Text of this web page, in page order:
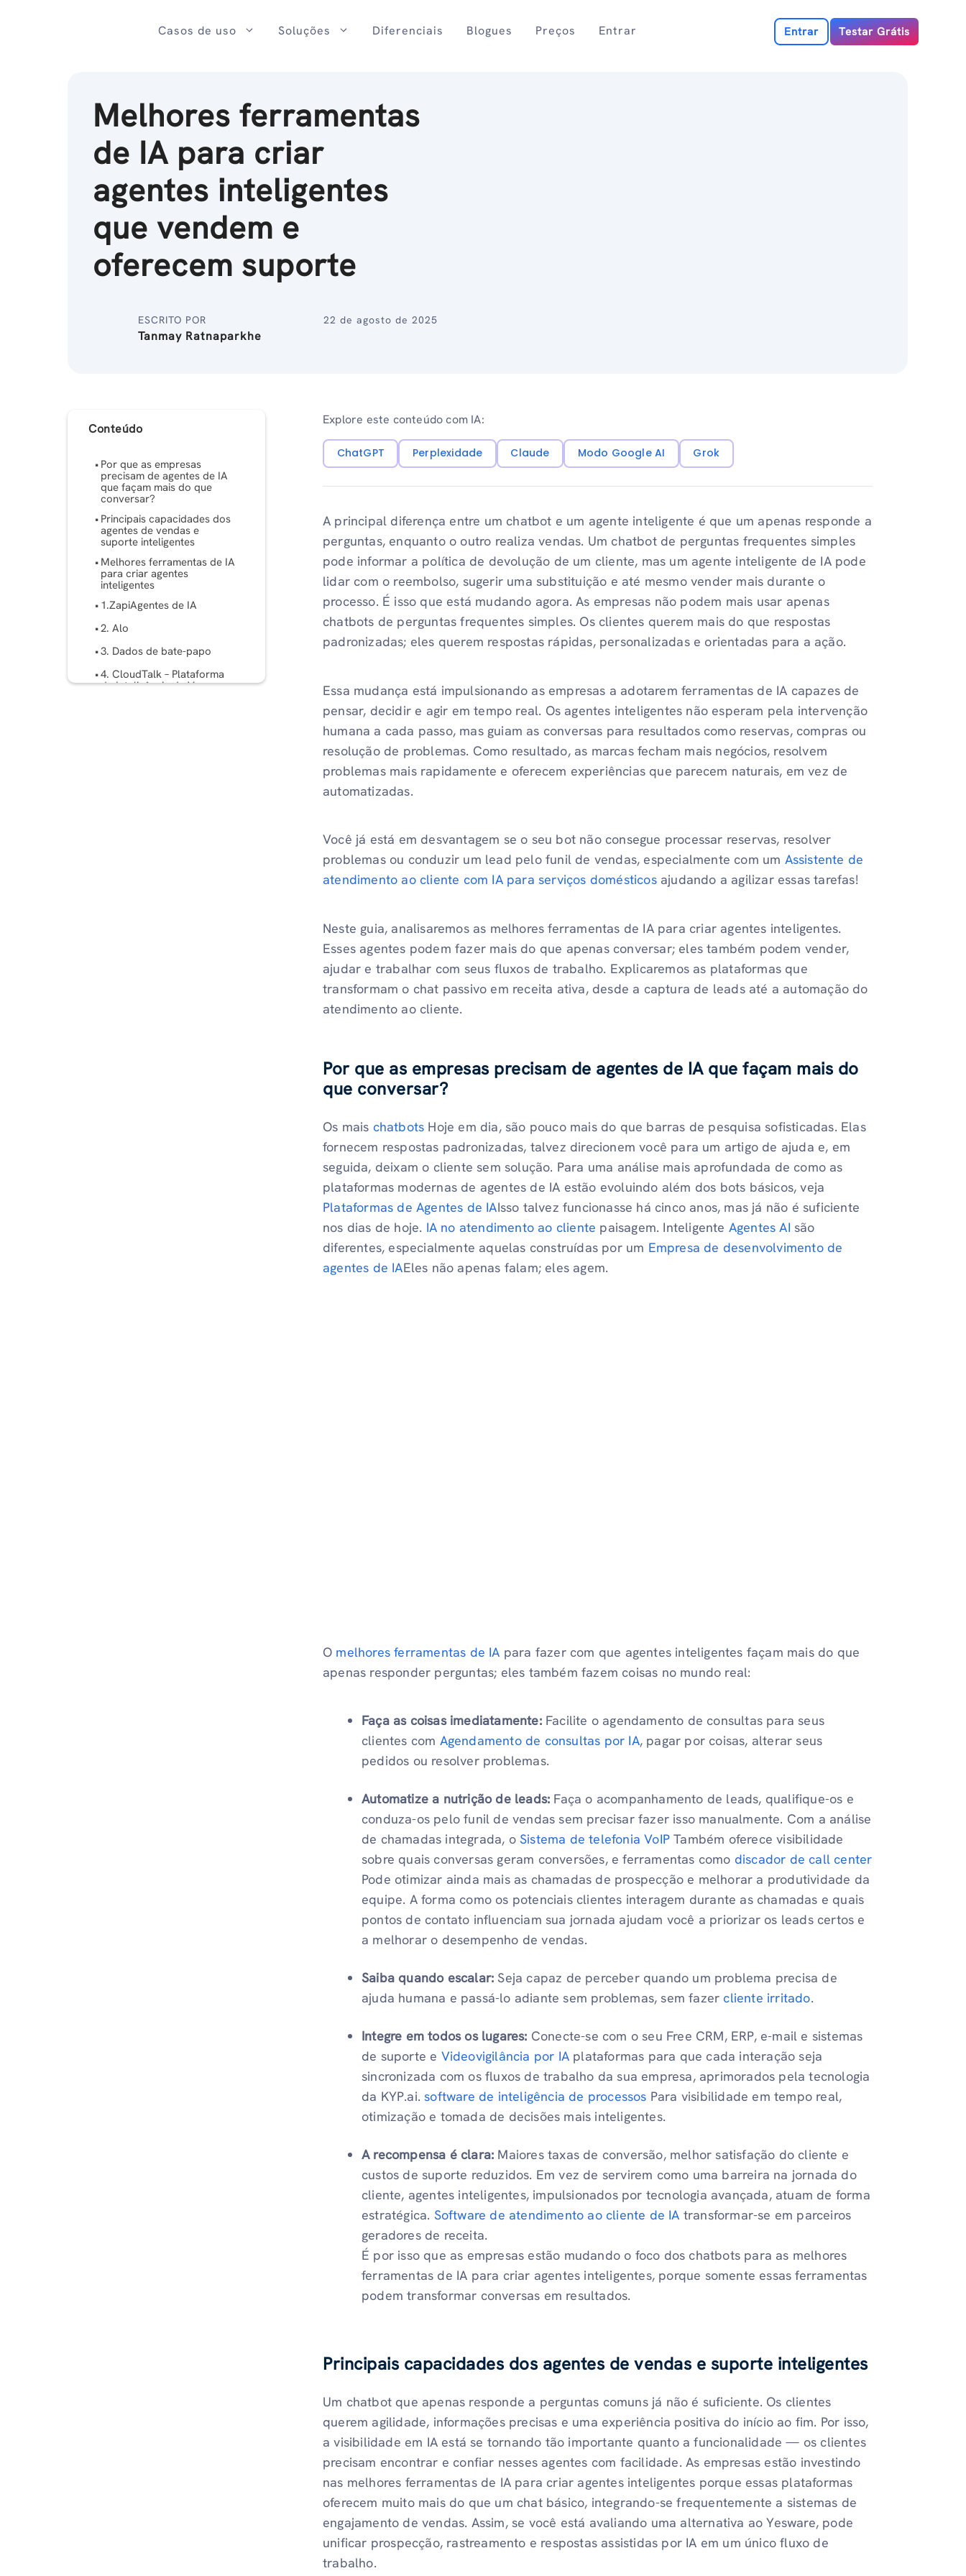
Casos de uso Soluções Diferenciais Blogues Preços Entrar Entrar Testar Grátis
Melhores ferramentas
de IA para criar
agentes inteligentes
que vendem e
oferecem suporte
ESCRITO POR
Tanmay Ratnaparkhe
22 de agosto de 2025
Conteúdo
Por que as empresas
precisam de agentes de IA
que façam mais do que
conversar?
Principais capacidades dos
agentes de vendas e
suporte inteligentes
Melhores ferramentas de IA
para criar agentes
inteligentes
1.ZapiAgentes de IA
2. Alo
3. Dados de bate-papo
4. CloudTalk – Plataforma
de Inteligência de Voz com
Explore este conteúdo com IA:
ChatGPT Perplexidade Claude Modo Google AI Grok
A principal diferença entre um chatbot e um agente inteligente é que um apenas responde a
perguntas, enquanto o outro realiza vendas. Um chatbot de perguntas frequentes simples
pode informar a política de devolução de um cliente, mas um agente inteligente de IA pode
lidar com o reembolso, sugerir uma substituição e até mesmo vender mais durante o
processo. É isso que está mudando agora. As empresas não podem mais usar apenas
chatbots de perguntas frequentes simples. Os clientes querem mais do que respostas
padronizadas; eles querem respostas rápidas, personalizadas e orientadas para a ação.
Essa mudança está impulsionando as empresas a adotarem ferramentas de IA capazes de
pensar, decidir e agir em tempo real. Os agentes inteligentes não esperam pela intervenção
humana a cada passo, mas guiam as conversas para resultados como reservas, compras ou
resolução de problemas. Como resultado, as marcas fecham mais negócios, resolvem
problemas mais rapidamente e oferecem experiências que parecem naturais, em vez de
automatizadas.
Você já está em desvantagem se o seu bot não consegue processar reservas, resolver
problemas ou conduzir um lead pelo funil de vendas, especialmente com um Assistente de
atendimento ao cliente com IA para serviços domésticosajudando a agilizar essas tarefas!
Neste guia, analisaremos as melhores ferramentas de IA para criar agentes inteligentes.
Esses agentes podem fazer mais do que apenas conversar; eles também podem vender,
ajudar e trabalhar com seus fluxos de trabalho. Explicaremos as plataformas que
transformam o chat passivo em receita ativa, desde a captura de leads até a automação do
atendimento ao cliente.
Por que as empresas precisam de agentes de IA que façam mais do
que conversar?
Os mais chatbots Hoje em dia, são pouco mais do que barras de pesquisa sofisticadas. Elas
fornecem respostas padronizadas, talvez direcionem você para um artigo de ajuda e, em
seguida, deixam o cliente sem solução. Para uma análise mais aprofundada de como as
plataformas modernas de agentes de IA estão evoluindo além dos bots básicos, veja
Plataformas de Agentes de IAIsso talvez funcionasse há cinco anos, mas já não é suficiente
nos dias de hoje. IA no atendimento ao cliente paisagem. Inteligente Agentes AI são
diferentes, especialmente aquelas construídas por um Empresa de desenvolvimento de
agentes de IAEles não apenas falam; eles agem.
O melhores ferramentas de IA para fazer com que agentes inteligentes façam mais do que
apenas responder perguntas; eles também fazem coisas no mundo real:
Faça as coisas imediatamente:Facilite o agendamento de consultas para seus
clientes com Agendamento de consultas por IA, pagar por coisas, alterar seus
pedidos ou resolver problemas.
Automatize a nutrição de leads: Faça o acompanhamento de leads, qualifique-os e
conduza-os pelo funil de vendas sem precisar fazer isso manualmente. Com a análise
de chamadas integrada, oSistema de telefonia VoIPTambém oferece visibilidade
sobre quais conversas geram conversões, e ferramentas como discador de call center
Pode otimizar ainda mais as chamadas de prospecção e melhorar a produtividade da
equipe. A forma como os potenciais clientes interagem durante as chamadas e quais
pontos de contato influenciam sua jornada ajudam você a priorizar os leads certos e
a melhorar o desempenho de vendas.
Saiba quando escalar: Seja capaz de perceber quando um problema precisa de
ajuda humana e passá-lo adiante sem problemas, sem fazer cliente irritado.
Integre em todos os lugares: Conecte-se com o seu Free CRM, ERP, e-mail e sistemas
de suporte e Videovigilância por IA plataformas para que cada interação seja
sincronizada com os fluxos de trabalho da sua empresa, aprimorados pela tecnologia
da KYP.ai.software de inteligência de processos Para visibilidade em tempo real,
otimização e tomada de decisões mais inteligentes.
A recompensa é clara: Maiores taxas de conversão, melhor satisfação do cliente e
custos de suporte reduzidos. Em vez de servirem como uma barreira na jornada do
cliente, agentes inteligentes, impulsionados por tecnologia avançada, atuam de forma
estratégica. Software de atendimento ao cliente de IA transformar-se em parceiros
geradores de receita.
É por isso que as empresas estão mudando o foco dos chatbots para as melhores
ferramentas de IA para criar agentes inteligentes, porque somente essas ferramentas
podem transformar conversas em resultados.
Principais capacidades dos agentes de vendas e suporte inteligentes
Um chatbot que apenas responde a perguntas comuns já não é suficiente. Os clientes
querem agilidade, informações precisas e uma experiência positiva do início ao fim. Por isso,
a visibilidade em IA está se tornando tão importante quanto a funcionalidade — os clientes
precisam encontrar e confiar nesses agentes com facilidade. As empresas estão investindo
nas melhores ferramentas de IA para criar agentes inteligentes porque essas plataformas
oferecem muito mais do que um chat básico, integrando-se frequentemente a sistemas de
engajamento de vendas. Assim, se você está avaliando uma alternativa ao Yesware, pode
unificar prospecção, rastreamento e respostas assistidas por IA em um único fluxo de
trabalho.